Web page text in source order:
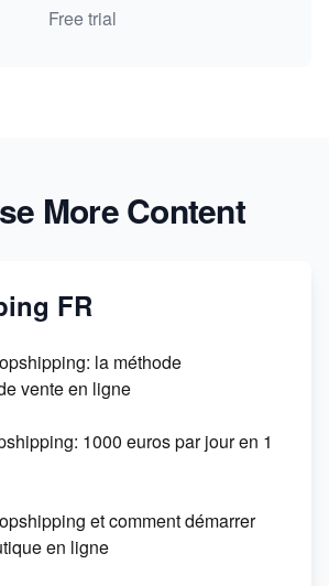
Free trial
More Content
FR
la méthode
vente en ligne
1000 euros par jour en 1
et comment démarrer
en ligne